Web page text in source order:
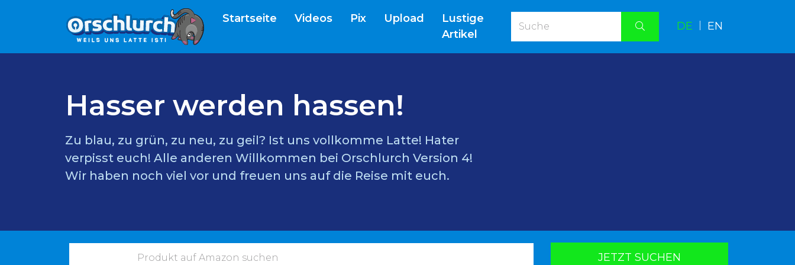
Startseite (current)
Videos Pix Upload
Lustige
Artikel
DE EN
Hasser werden hassen!
Zu blau, zu grün, zu neu, zu geil? Ist uns vollkomme Latte! Hater
verpisst euch! Alle anderen Willkommen bei Orschlurch Version 4!
Wir haben noch viel vor und freuen uns auf die Reise mit euch.
JETZT SUCHEN